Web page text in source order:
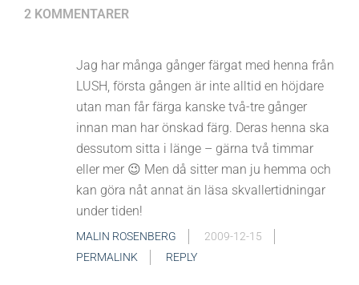
2 KOMMENTARER
Jag har många gånger färgat med henna från
LUSH, första gången är inte alltid en höjdare
utan man får färga kanske två-tre gånger
innan man har önskad färg. Deras henna ska
dessutom sitta i länge – gärna två timmar
eller mer 😉 Men då sitter man ju hemma och
kan göra nåt annat än läsa skvallertidningar
under tiden!
MALIN ROSENBERG
2009-12-15
PERMALINK
REPLY